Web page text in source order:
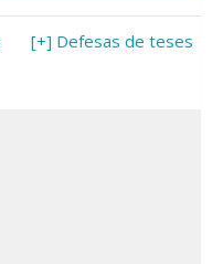
[+] Defesas de teses